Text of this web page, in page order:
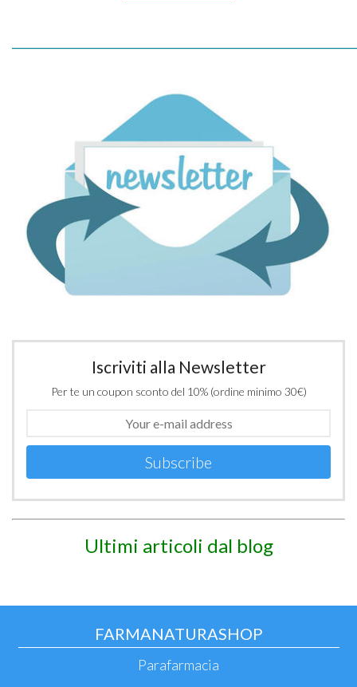
Iscriviti alla Newsletter
Per te un coupon sconto del 10% (ordine minimo 30€)
Subscribe
Ultimi articoli dal blog
FARMANATURASHOP
Parafarmacia